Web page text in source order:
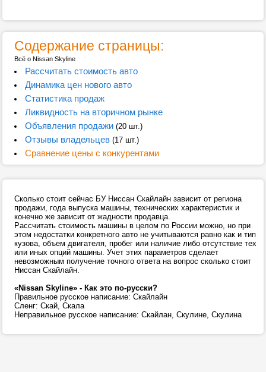
Содержание страницы:
Всё о Nissan Skyline
Рассчитать стоимость авто
Динамика цен нового авто
Статистика продаж
Ликвидность на вторичном рынке
Объявления продажи(20 шт.)
Отзывы владельцев(17 шт.)
Сравнение цены с конкурентами
Сколько стоит сейчас БУ Ниссан Скайлайн зависит от региона
продажи, года выпуска машины, технических характеристик и
конечно же зависит от жадности продавца.
Рассчитать стоимость машины в целом по России можно, но при
этом недостатки конкретного авто не учитываются равно как и тип
кузова, объем двигателя, пробег или наличие либо отсутствие тех
или иных опций машины. Учет этих параметров сделает
невозможным получение точного ответа на вопрос сколько стоит
Ниссан Скайлайн.
«Nissan Skyline» - Как это по-русски?
Правильное русское написание: Скайлайн
Сленг: Скай, Скала
Неправильное русское написание: Скайлан, Скулине, Скулина